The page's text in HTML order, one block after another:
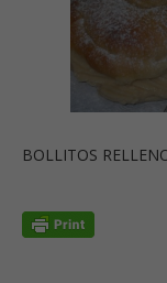
BOLLITOS